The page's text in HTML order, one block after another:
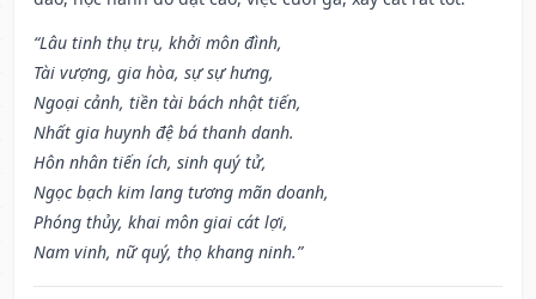
“Lâu tinh thụ trụ, khởi môn đình,
Tài vượng, gia hòa, sự sự hưng,
Ngoại cảnh, tiền tài bách nhật tiến,
Nhất gia huynh đệ bá thanh danh.
Hôn nhân tiến ích, sinh quý tử,
Ngọc bạch kim lang tương mãn doanh,
Phóng thủy, khai môn giai cát lợi,
Nam vinh, nữ quý, thọ khang ninh.”